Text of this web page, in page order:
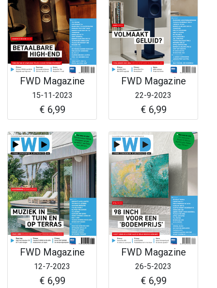
FWD Magazine
15-11-2023
€ 6,99
FWD Magazine
22-9-2023
€ 6,99
FWD Magazine
12-7-2023
€ 6,99
FWD Magazine
26-5-2023
€ 6,99